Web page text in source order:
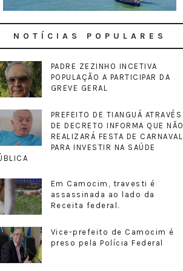
NOTÍCIAS POPULARES
PADRE ZEZINHO INCETIVA
POPULAÇÃO A PARTICIPAR DA
GREVE GERAL
PREFEITO DE TIANGUÁ ATRAVÉS
DE DECRETO INFORMA QUE NÃO
REALIZARÁ FESTA DE CARNAVAL
PARA INVESTIR NA SAÚDE
Em Camocim, travesti é
assassinada ao lado da
Receita federal.
Vice-prefeito de Camocim é
preso pela Polícia Federal